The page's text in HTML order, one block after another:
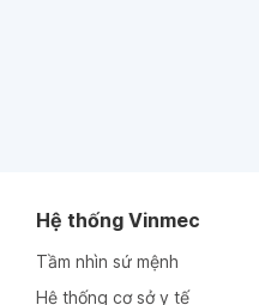
Hệ thống Vinmec
Tầm nhìn sứ mệnh
Hệ thống cơ sở y tế